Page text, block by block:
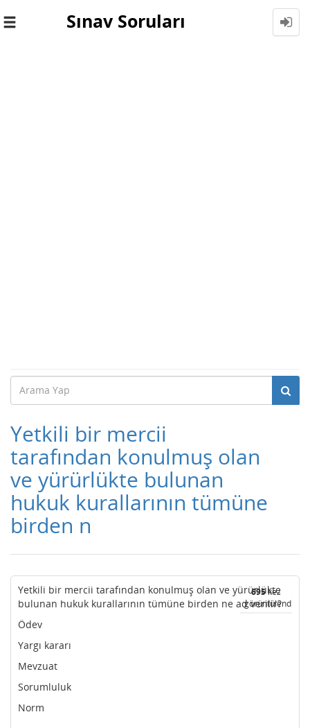
Toggle
Sınav Soruları
Yetkili bir mercii
tarafından konulmuş olan
ve yürürlükte bulunan
hukuk kurallarının tümüne
birden n
695kez
görüntülendi
Yetkili bir mercii tarafından konulmuş olan ve yürürlükte
bulunan hukuk kurallarının tümüne birden ne ad verilir?
Ödev
Yargı kararı
Mevzuat
Sorumluluk
Norm